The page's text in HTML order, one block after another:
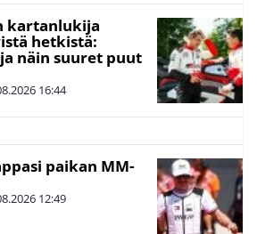
kartanlukija
hetkistä:
näin suuret puut
16:44
paikan MM-
12:49